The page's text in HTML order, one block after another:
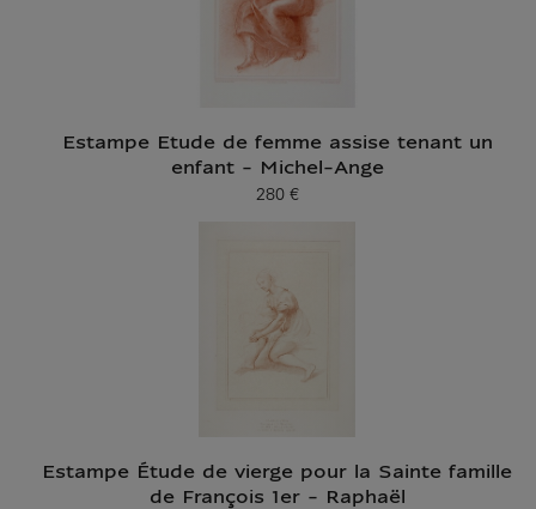
Estampe Etude de femme assise tenant un
enfant - Michel-Ange
Prix ​​actuel
280 €
Estampe Étude de vierge pour la Sainte famille
de François 1er - Raphaël